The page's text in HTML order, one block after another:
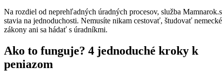
Na rozdiel od neprehľadných úradných procesov, služba
stavia na jednoduchosti. Nemusíte nikam cestovať, študovať nemecké
zákony ani sa hádať s úradníkmi.
Ako to funguje? 4 jednoduché kroky k
peniazom